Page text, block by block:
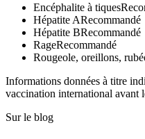
Encéphalite à tiques
Hépatite ARecommandé
Hépatite BRecommandé
RageRecommandé
Rougeole, oreillons,
Informations données à titre
vaccination international avant
Sur le blog